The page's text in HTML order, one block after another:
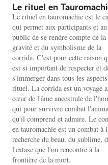
Le rituel en
Le rituel en tauromachie est le
qui permet aux participants et au
public de se rendre compte de la
gravité et du symbolisme de la
corrida. C'est pour cette raison
est si important de respecter et
s'immerger dans tous les
rituel. La corrida est un voyage
cœur de l'âme ancestrale de
qui pour survivre combat
qu'il comprend et admire. Le
en tauromachie est un combat à
recherche du beau, du sublime,
l'extase que l'on rencontre à la
frontière de la mort.